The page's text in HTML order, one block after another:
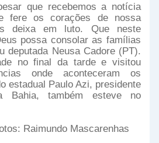
que recebemos a notícia
fere os corações de nossa
deixa em luto. Que neste
possa consolar as famílias
deputada Neusa Cadore (PT).
no final da tarde e visitou
onde aconteceram os
estadual Paulo Azi, presidente
Bahia, também esteve no
Raimundo Mascarenhas